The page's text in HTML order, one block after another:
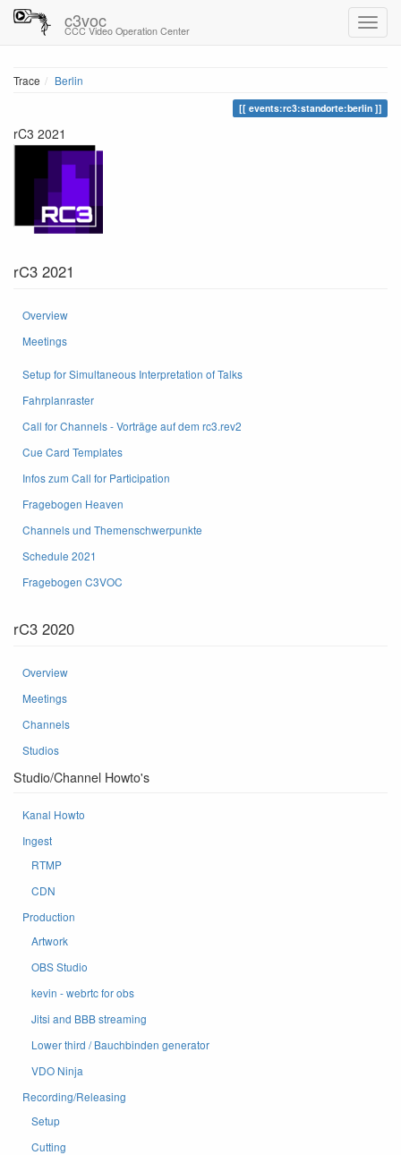
c3voc
CCC Video Operation Center
Trace Berlin
events:rc3:standorte:berlin
rC3 2021
rC3 2021
Overview
Meetings
Setup for Simultaneous Interpretation of Talks
Fahrplanraster
Call for Channels - Vorträge auf dem rc3.rev2
Cue Card Templates
Infos zum Call for Participation
Fragebogen Heaven
Channels und Themenschwerpunkte
Schedule 2021
Fragebogen C3VOC
rC3 2020
Overview
Meetings
Channels
Studios
Studio/Channel Howto's
Kanal Howto
Ingest
RTMP
CDN
Production
Artwork
OBS Studio
kevin - webrtc for obs
Jitsi and BBB streaming
Lower third / Bauchbinden generator
VDO Ninja
Recording/Releasing
Setup
Cutting